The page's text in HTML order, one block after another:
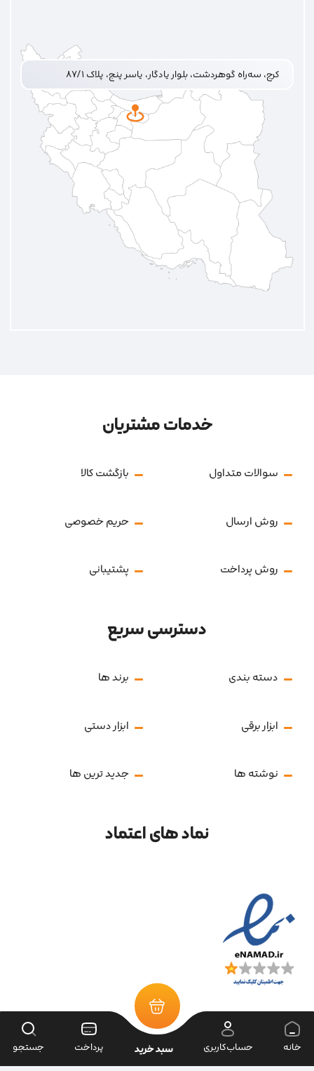
کرج، سه‌راه گوهردشت، بلوار یادگار، یاسر پنج، پلاک ۸۷/۱
خدمات مشتریان
سوالات متداول بازگشت کالا
روش ارسال حریم خصوصی
روش پرداخت پشتیبانی
دسترسی سریع
دسته بندی برند ها
ابزار برقی ابزار دستی
نوشته ها جدید ترین ها
نماد های اعتماد
خانه حساب‌کاربری سبد خرید پرداخت جستجو